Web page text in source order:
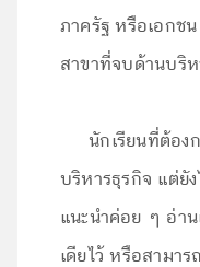
ภาครัฐ หรือเอกช
สาขาที่จบด้านบริ
นักเรียนที่ต้องก
บริหารธุรกิจ แต่ยัง
แนะนำค่อย ๆ อ่าน
เดียไว้ หรือสามา